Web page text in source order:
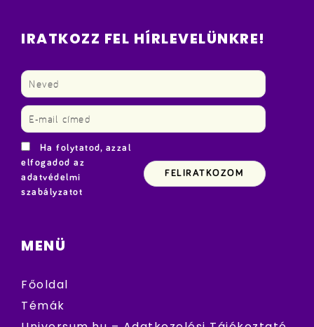
IRATKOZZ FEL HÍRLEVELÜNKRE!
Ha folytatod, azzal
elfogadod az
adatvédelmi
szabályzatot
MENÜ
Főoldal
Témák